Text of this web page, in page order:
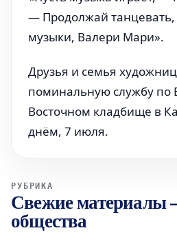
— Продолжай танцевать,
музыки, Валери Мари».
Друзья и семья
поминальную службу по
Восточном кладбище в
днём, 7 июля.
РУБРИКА
Свежие материалы
общества